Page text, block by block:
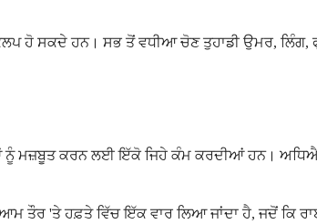
ਹੋ ਸਕਦੇ ਹਨ। ਸਭ ਤੋਂ ਵਧੀਆ ਚੋਣ ਤੁਹਾਡੀ ਉਮਰ, ਲਿੰਗ,
​​ਕਰਨ ਲਈ ਇੱਕੋ ਜਿਹੇ ਕੰਮ ਕਰਦੀਆਂ ਹਨ।
'ਤੇ ਹਫ਼ਤੇ ਵਿੱਚ ਇੱਕ ਵਾਰ ਲਿਆ ਜਾਂਦਾ ਹੈ, ਜਦੋਂ ਕਿ